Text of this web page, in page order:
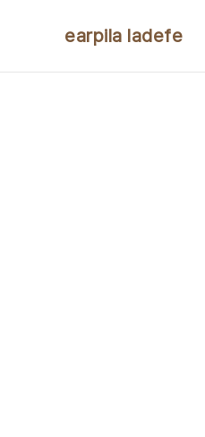
earpila ladefe